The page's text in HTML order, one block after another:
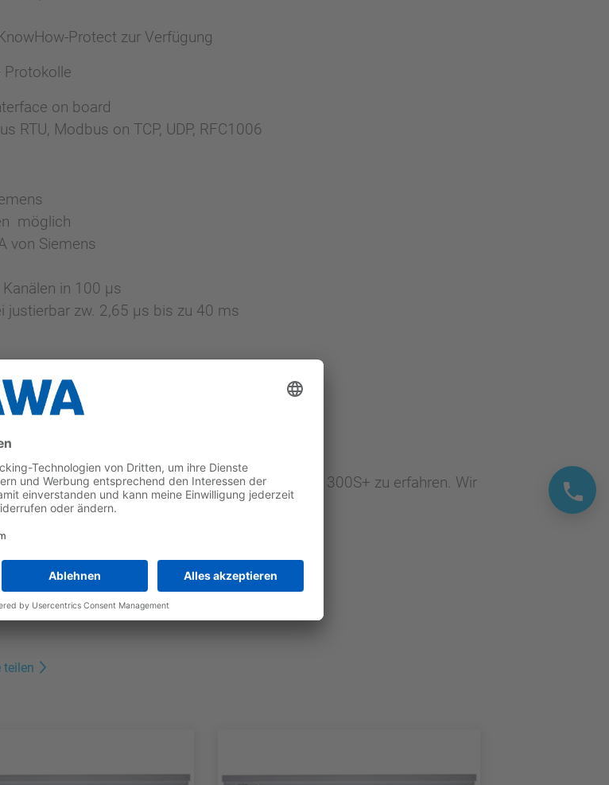
Protect zur Verfügung
on board
RTU, Modbus on TCP, UDP, RFC1006
möglich
von Siemens
in 100 µs
justierbar zw. 2,65 µs bis zu 40 ms
, um mehr über unsere Systemfamilie VIPA 300S+ zu erfahren. Wir
Broschüre downloaden
teilen